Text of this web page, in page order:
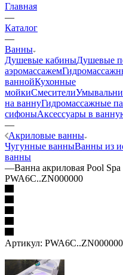
Главная
—
Каталог
—
Ванны
Душевые кабиныДушевые
аэромассажем
ваннойКухонные
мойкиСмесители
на ваннуГидромассажные
сифоныАксессуары в
—
Акриловые ванны
Чугунные ванныВанны из
ванны
—Ванна акриловая Pool
PWA6C..ZN000000
Артикул: PWA6C..ZN000000